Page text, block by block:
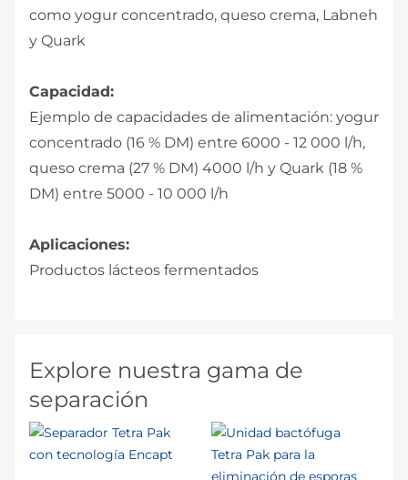
como yogur concentrado, queso crema, Labneh
y Quark
Capacidad:
Ejemplo de capacidades de alimentación: yogur
concentrado (16 % DM) entre 6000 - 12 000 l/h,
queso crema (27 % DM) 4000 l/h y Quark (18 %
DM) entre 5000 - 10 000 l/h
Aplicaciones:
Productos lácteos fermentados
Explore nuestra gama de
separación